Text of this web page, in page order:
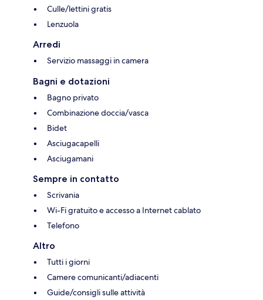
Culle/lettini gratis
Lenzuola
Arredi
Servizio massaggi in camera
Bagni e dotazioni
Bagno privato
Combinazione doccia/vasca
Bidet
Asciugacapelli
Asciugamani
Sempre in contatto
Scrivania
Wi-Fi gratuito e accesso a Internet cablato
Telefono
Altro
Tutti i giorni
Camere comunicanti/adiacenti
Guide/consigli sulle attività